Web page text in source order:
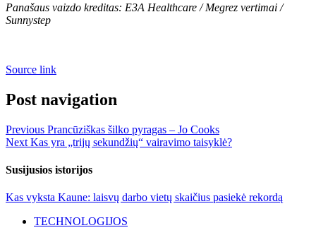
Panašaus vaizdo kreditas: E3A Healthcare / Megrez vertimai /
Sunnystep
Source link
Post navigation
Previous Prancūziškas šilko pyragas – Jo Cooks
Next Kas yra „trijų sekundžių“ vairavimo taisyklė?
Susijusios istorijos
Kas vyksta Kaune: laisvų darbo vietų skaičius pasiekė rekordą
TECHNOLOGIJOS